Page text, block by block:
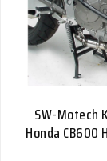
SW-Motech
Honda CB600